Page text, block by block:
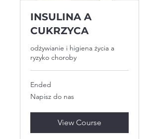
INSULINA A
CUKRZYCA
odżywianie i higiena życia a
ryzyko choroby
Ended
Napisz
do
Napisz do nas
View Course